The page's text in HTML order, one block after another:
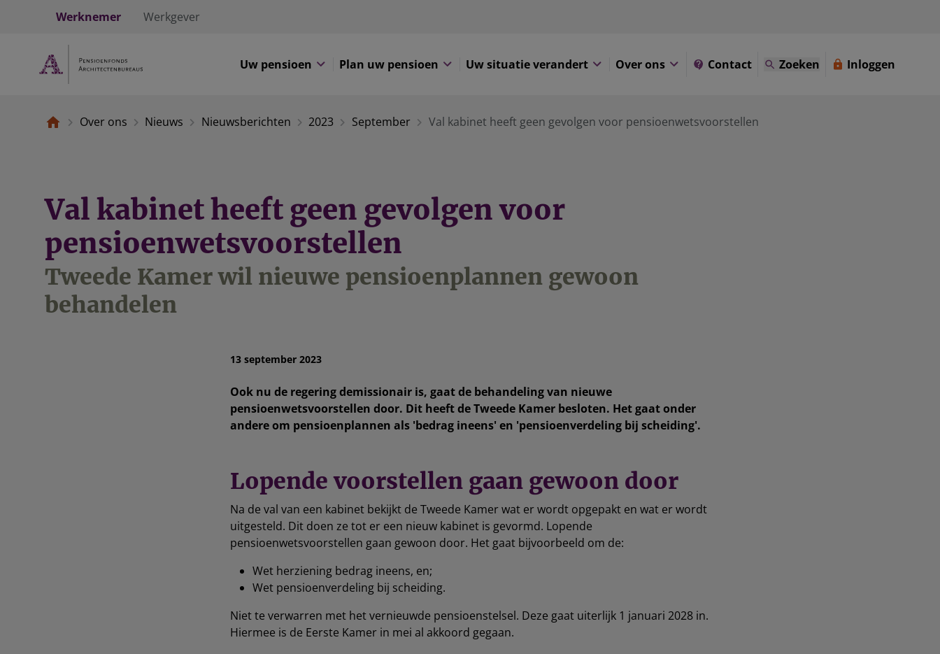
Werknemer Werkgever
Uw pensioen Plan uw pensioen Uw situatie verandert Over ons Contact Zoeken Inloggen
Over ons Nieuws Nieuwsberichten 2023 September Val kabinet heeft geen gevolgen voor pensioenwetsvoorstellen
Val kabinet heeft geen gevolgen voor
pensioenwetsvoorstellen
Tweede Kamer wil nieuwe pensioenplannen gewoon
behandelen
13 september 2023
Ook nu de regering demissionair is, gaat de behandeling van nieuwe
pensioenwetsvoorstellen door. Dit heeft de Tweede Kamer besloten. Het gaat onder
andere om pensioenplannen als 'bedrag ineens' en 'pensioenverdeling bij scheiding'.
Lopende voorstellen gaan gewoon door
Na de val van een kabinet bekijkt de Tweede Kamer wat er wordt opgepakt en wat er wordt
uitgesteld. Dit doen ze tot er een nieuw kabinet is gevormd. Lopende
pensioenwetsvoorstellen gaan gewoon door. Het gaat bijvoorbeeld om de:
Wet herziening bedrag ineens, en;
Wet pensioenverdeling bij scheiding.
Niet te verwarren met het vernieuwde pensioenstelsel. Deze gaat uiterlijk 1 januari 2028 in.
Hiermee is de Eerste Kamer in mei al akkoord gegaan.